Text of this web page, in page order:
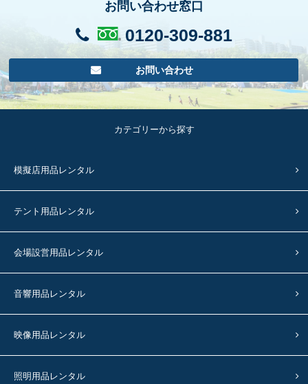
お問い合わせ窓口
0120-309-881
お問い合わせ
カテゴリーから探す
模擬店用品レンタル
テント用品レンタル
会場設営用品レンタル
音響用品レンタル
映像用品レンタル
照明用品レンタル